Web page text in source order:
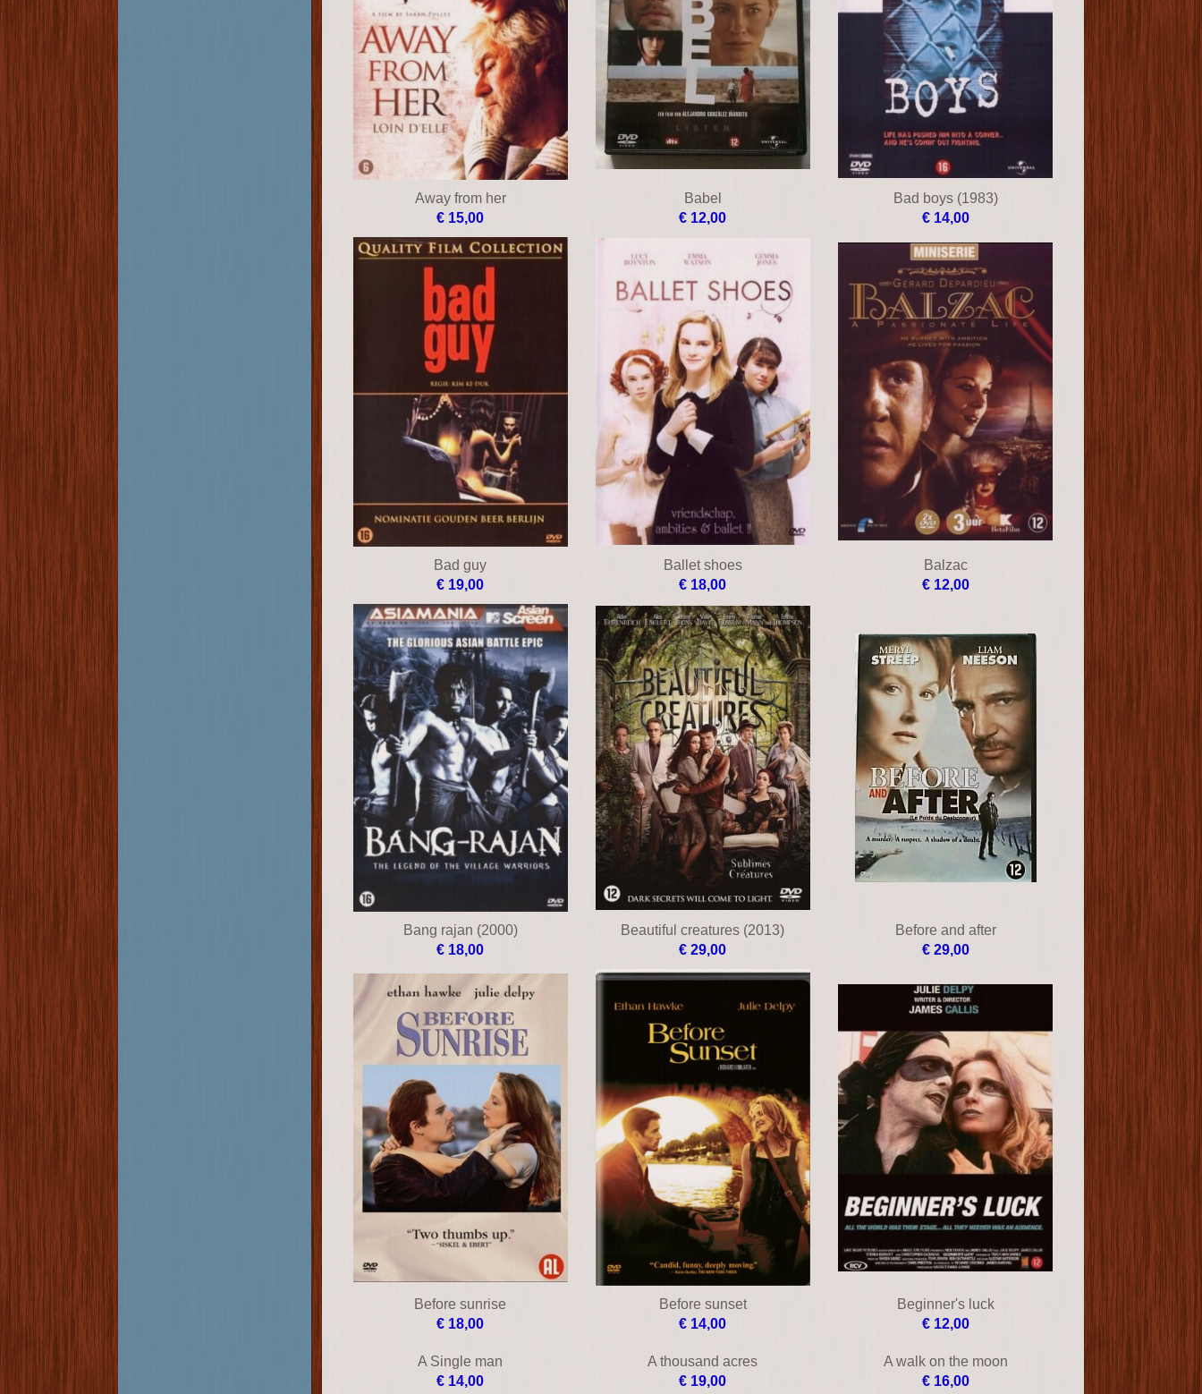
Away from her
€ 15,00
Babel
€ 12,00
Bad boys (1983)
€ 14,00
Bad guy
€ 19,00
Ballet shoes
€ 18,00
Balzac
€ 12,00
Bang rajan (2000)
€ 18,00
Beautiful creatures (2013)
€ 29,00
Before and after
€ 29,00
Before sunrise
€ 18,00
Before sunset
€ 14,00
Beginner's luck
€ 12,00